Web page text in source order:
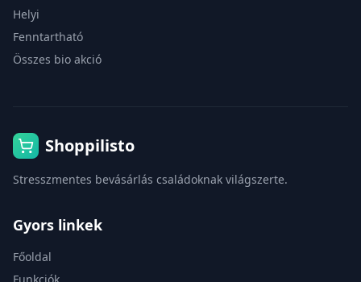
Helyi
Fenntartható
Összes bio akció
Shoppilisto
Stresszmentes bevásárlás családoknak világszerte.
Gyors linkek
Főoldal